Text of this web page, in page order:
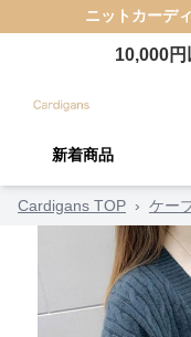
ニットカーデ
10,000円
新着商品
Cardigans TOP › ケー